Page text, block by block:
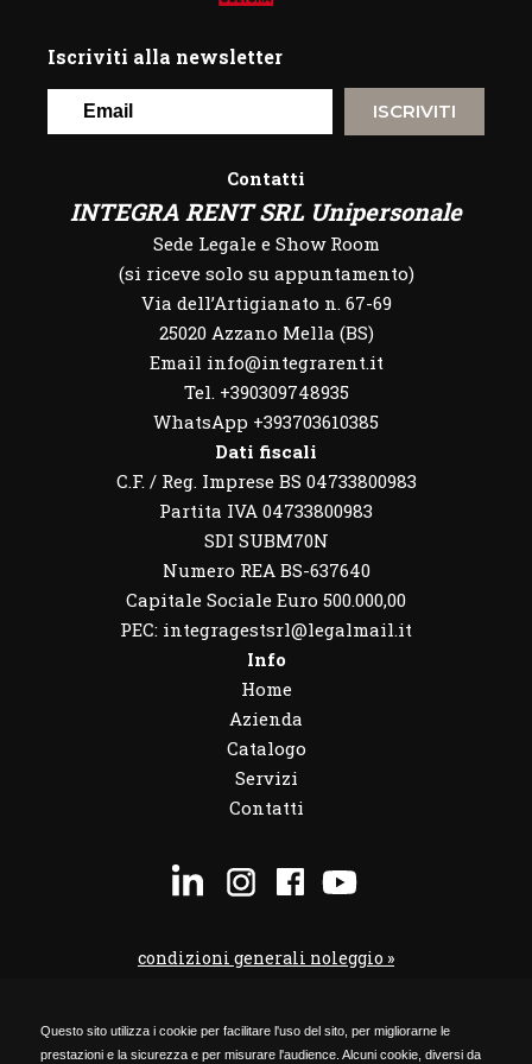
Questo sito utilizza i cookie per facilitare l'uso del sito, per migliorarne le
prestazioni e la sicurezza e per misurare l'audience. Alcuni cookie, diversi da
Iscriviti alla newsletter
ISCRIVITI
Contatti
INTEGRA RENT SRL Unipersonale
Sede Legale e Show Room
(si riceve solo su appuntamento)
Via dell’Artigianato n. 67-69
25020 Azzano Mella (BS)
Email info@integrarent.it
Tel. +390309748935
WhatsApp +393703610385
Dati fiscali
C.F. / Reg. Imprese BS 04733800983
Partita IVA 04733800983
SDI SUBM70N
Numero REA BS-637640
Capitale Sociale Euro 500.000,00
PEC: integragestsrl@legalmail.it
Info
Home
Azienda
Catalogo
Servizi
Contatti
condizioni generali noleggio »
codice etico »